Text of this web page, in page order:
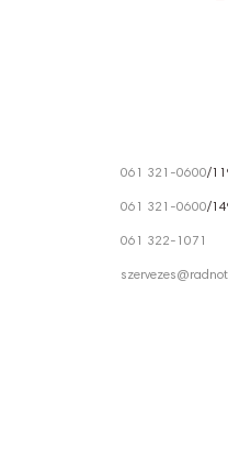
061 321-0600/
061 321-0600/
061 322-1071